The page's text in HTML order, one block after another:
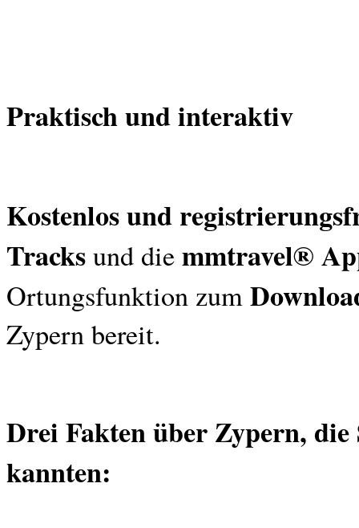
Praktisch und interaktiv
Kostenlos und
Tracksund diemmtravel®
Ortungsfunktion zum
Zypern bereit.
Drei Fakten über Zypern,
kannten: